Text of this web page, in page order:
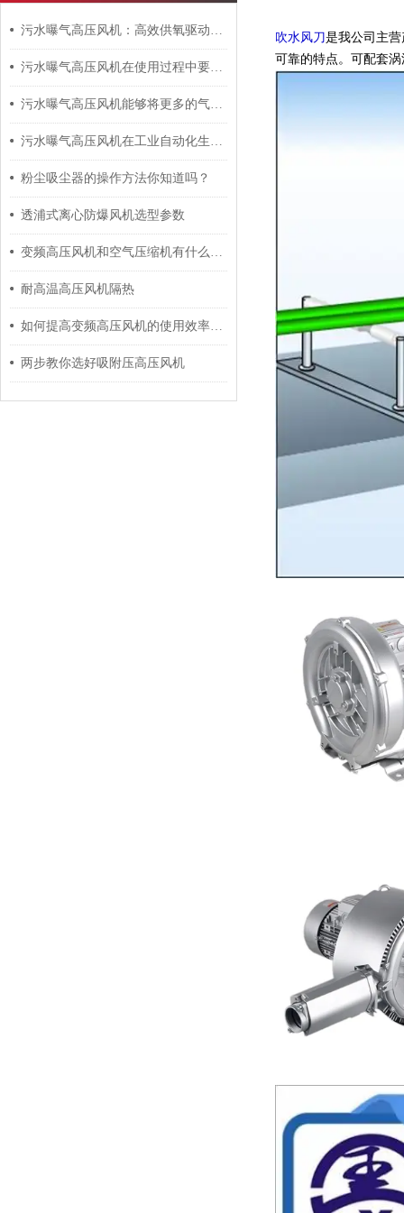
污水曝气高压风机：高效供氧驱动生化处理的“绿色心脏”
污水曝气高压风机在使用过程中要牢记这些要素
污水曝气高压风机能够将更多的气体压缩到相同的体积中
污水曝气高压风机在工业自动化生产过程中起到什么作用呢？
粉尘吸尘器的操作方法你知道吗？
透浦式离心防爆风机选型参数
变频高压风机和空气压缩机有什么区别？
耐高温高压风机隔热
如何提高变频高压风机的使用效率和工作年限
两步教你选好吸附压高压风机
吹水风刀是我公司主
可靠的特点。可配套